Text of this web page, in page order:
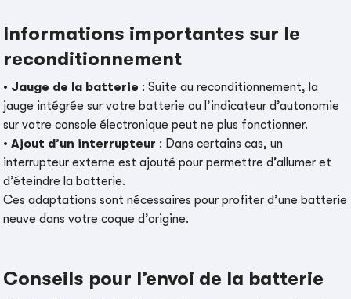
Informations importantes sur le
reconditionnement
• Jauge de la batterie : Suite au reconditionnement, la
jauge intégrée sur votre batterie ou l’indicateur d’autonomie
sur votre console électronique peut ne plus fonctionner.
•Ajout d’un interrupteur : Dans certains cas, un
interrupteur externe est ajouté pour permettre d’allumer et
d’éteindre la batterie.
Ces adaptations sont nécessaires pour profiter d’une batterie
neuve dans votre coque d’origine.
Conseils pour l’envoi de la batterie